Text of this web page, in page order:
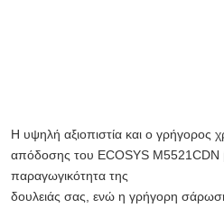
Η υψηλή αξιοπιστία και ο γρήγορος
απόδοσης του ECOSYS M5521CDN
παραγωγικότητα της
δουλειάς σας, ενώ η γρήγορη